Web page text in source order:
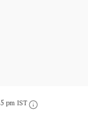
pm IST